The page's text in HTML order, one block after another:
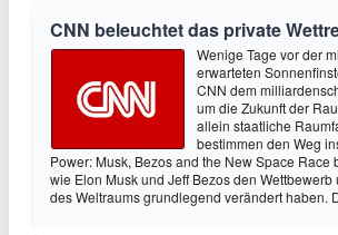
CNN beleuchtet das private
Wenige Tage vor der
erwarteten
CNN dem
um die Zukunft der
allein staatliche
bestimmen den Weg
Power: Musk, Bezos and the New Space Race
wie Elon Musk und Jeff Bezos den Wettbewerb
des Weltraums grundlegend verändert haben.